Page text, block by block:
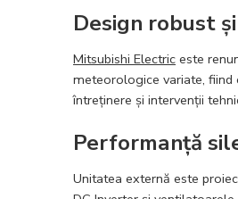
Design robust
Mitsubishi Electric este
meteorologice variate, fiind
întreținere și intervenții
Performanță
Unitatea externă este